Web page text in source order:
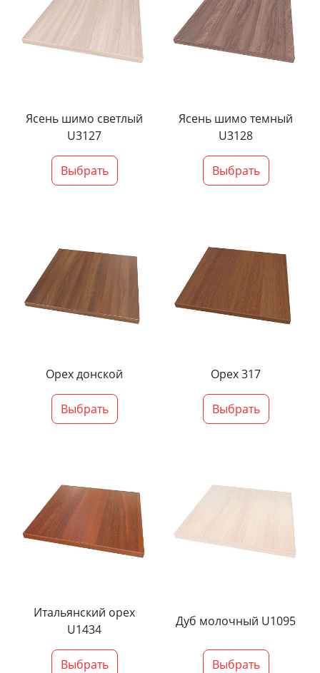
Ясень шимо светлый
U3127
Выбрать
Ясень шимо темный
U3128
Выбрать
Орех донской
Выбрать
Орех 317
Выбрать
Итальянский орех
U1434
Выбрать
Дуб молочный U1095
Выбрать